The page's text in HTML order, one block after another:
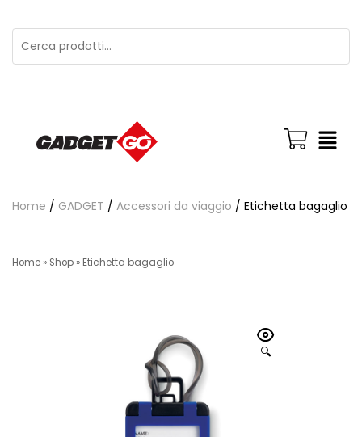
Home / GADGET / Accessori da viaggio / Etichetta bagaglio
Home » Shop » Etichetta bagaglio
🔍